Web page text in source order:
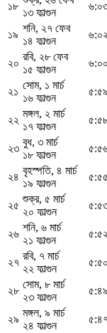
১৮
১৩ ফাল্গুন
১৯
শনি, ২৭ ফেব
১৪ ফাল্গুন
২০
রবি, ২৮ ফেব
১৫ ফাল্গুন
২১
সোম, ১ মার্চ
১৬ ফাল্গুন
২২
মঙ্গল, ২ মার্চ
১৭ ফাল্গুন
২৩
বুধ, ৩ মার্চ
১৮ ফাল্গুন
২৪
বৃহস্পতি, ৪ মার্চ
১৯ ফাল্গুন
২৫
শুক্র, ৫ মার্চ
২০ ফাল্গুন
২৬
শনি, ৬ মার্চ
২১ ফাল্গুন
২৭
রবি, ৭ মার্চ
২২ ফাল্গুন
২৮
সোম, ৮ মার্চ
২৩ ফাল্গুন
২৯
মঙ্গল, ৯ মার্চ
২৪ ফাল্গুন